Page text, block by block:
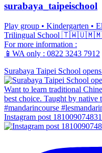
surabaya_taipeischool
Play group • Kindergarten •
Trilingual School
For more information :
📱WA only : 0822 3243 7912
Surabaya Taipei School
Instagram post